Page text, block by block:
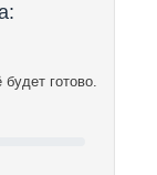
готово.